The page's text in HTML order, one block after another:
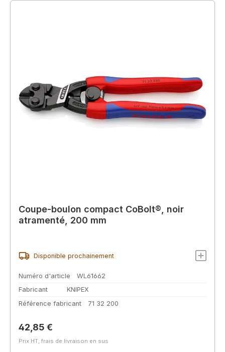
Coupe-boulon compact CoBolt®, noir
atramenté, 200 mm
Disponible prochainement
Numéro d'article
WL61662
Fabricant
KNIPEX
Référence fabricant
71 32 200
Prix régulier :
42,85 €
Prix HT, frais de livraison en sus